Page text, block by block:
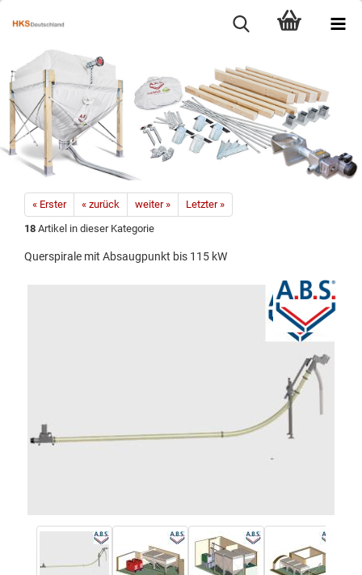
« Erster « zurück weiter »
Letzter »
18 Artikel in dieser Kategorie
Querspirale mit Absaugpunkt bis 115 kW